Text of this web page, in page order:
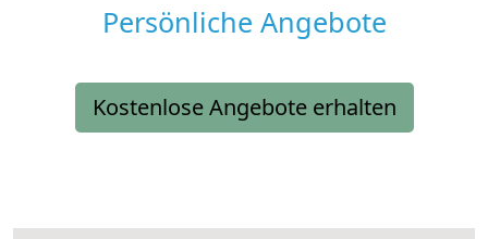
Persönliche Angebote
Kostenlose Angebote erhalten